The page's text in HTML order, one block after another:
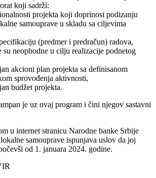
koji sadrži:
projekta koji doprinosi podizanju
samouprave u skladu sa ciljevima
(predmer i predračun) radova,
su neophodne u cilju realizacije podnetog
akcioni plan projekta sa definisanom
sprovođenja aktivnosti,
budžet projekta.
je uz ovaj program i čini njegov sastavni
u internet stranicu Narodne banke Srbije
samouprave ispunjava uslov da joj
od 1. januara 2024. godine.